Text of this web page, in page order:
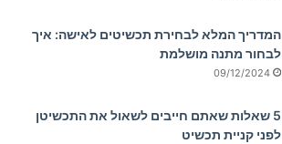
המדריך המלא לבחירת תכשיטים לאישה: איך
לבחור מתנה מושלמת
09/12/2024
5 שאלות שאתם חייבים לשאול את התכשיטן
לפני קניית תכשיט